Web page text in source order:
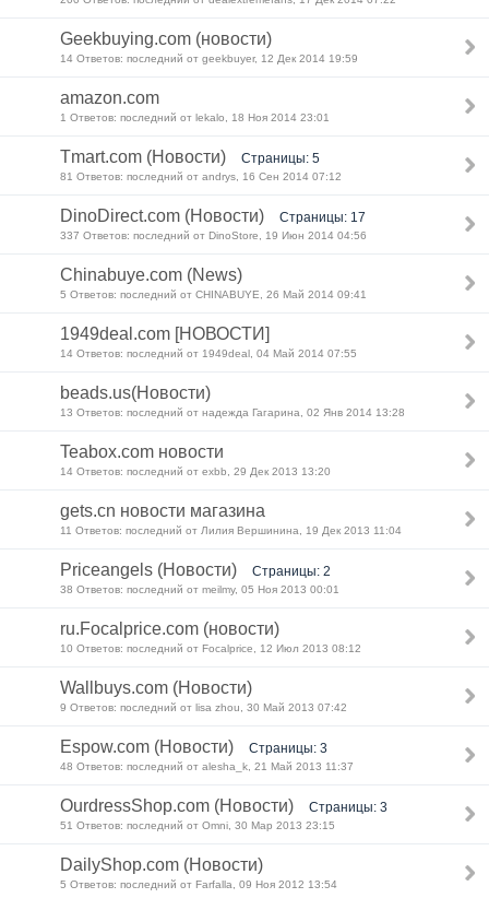
Geekbuying.com (новости)
14 Ответов: последний от geekbuyer, 12 Дек 2014 19:59
amazon.com
1 Ответов: последний от lekalo, 18 Ноя 2014 23:01
Tmart.com (Новости) Страницы: 5
81 Ответов: последний от andrys, 16 Сен 2014 07:12
DinoDirect.com (Новости) Страницы: 17
337 Ответов: последний от DinoStore, 19 Июн 2014 04:56
Chinabuye.com (News)
5 Ответов: последний от CHINABUYE, 26 Май 2014 09:41
1949deal.com [НОВОСТИ]
14 Ответов: последний от 1949deal, 04 Май 2014 07:55
beads.us(Новости)
13 Ответов: последний от надежда Гагарина, 02 Янв 2014 13:28
Teabox.com новости
14 Ответов: последний от exbb, 29 Дек 2013 13:20
gets.cn новости магазина
11 Ответов: последний от Лилия Вершинина, 19 Дек 2013 11:04
Priceangels (Новости) Страницы: 2
38 Ответов: последний от meilmy, 05 Ноя 2013 00:01
ru.Focalprice.com (новости)
10 Ответов: последний от Focalprice, 12 Июл 2013 08:12
Wallbuys.com (Новости)
9 Ответов: последний от lisa zhou, 30 Май 2013 07:42
Espow.com (Новости) Страницы: 3
48 Ответов: последний от alesha_k, 21 Май 2013 11:37
OurdressShop.com (Новости) Страницы: 3
51 Ответов: последний от Omni, 30 Мар 2013 23:15
DailyShop.com (Новости)
5 Ответов: последний от Farfalla, 09 Ноя 2012 13:54